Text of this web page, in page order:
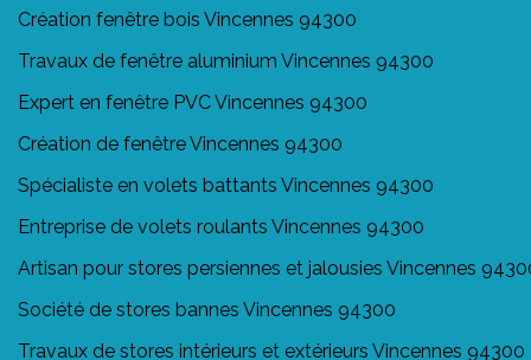
Création fenêtre bois Vincennes 94300
Travaux de fenêtre aluminium Vincennes 94300
Expert en fenêtre PVC Vincennes 94300
Création de fenêtre Vincennes 94300
Spécialiste en volets battants Vincennes 94300
Entreprise de volets roulants Vincennes 94300
Artisan pour stores persiennes et jalousies Vincennes
Société de stores bannes Vincennes 94300
Travaux de stores intérieurs et extérieurs Vincennes 94300